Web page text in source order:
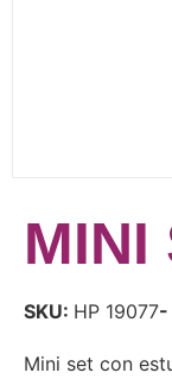
MINI
SKU: HP 19077-
Mini set con